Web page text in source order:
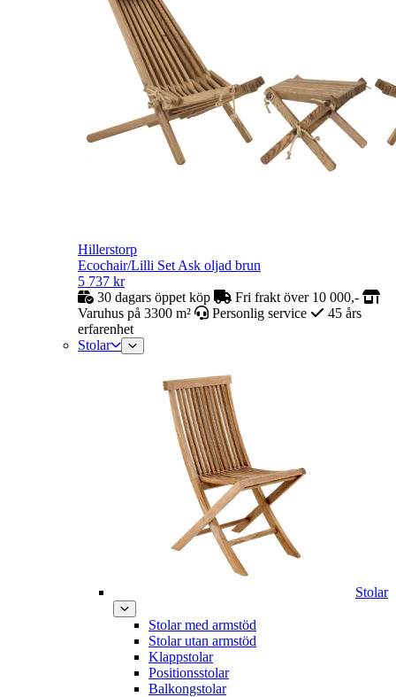
Hillerstorp
Ecochair/Lilli Set Ask oljad brun
5 737 kr
30 dagars öppet köp
Fri frakt över 10 000,-
Varuhus på 3300 m²
Personlig service
45 års
erfarenhet
Stolar
Stolar
Stolar med armstöd
Stolar utan armstöd
Klappstolar
Positionsstolar
Balkongstolar